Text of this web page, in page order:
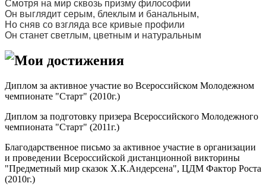
Смотря на мир сквозь призму философии
Он выглядит серым, блеклым и банальным,
Но сняв со взгляда все кривые профили
Он станет светлым, цветным и натуральным
Мои достижения
Диплом за активное участие во Всероссийском Молодежном
чемпионате "Старт" (2010г.)
Диплом за подготовку призера Всероссийского Молодежного
чемпионата "Старт" (2011г.)
Благодарственное письмо за активное участие в организации
и проведении Всероссийской дистанционной викторины
"Предметный мир сказок Х.К.Андерсена", ЦДМ Фактор Роста
(2010г.)